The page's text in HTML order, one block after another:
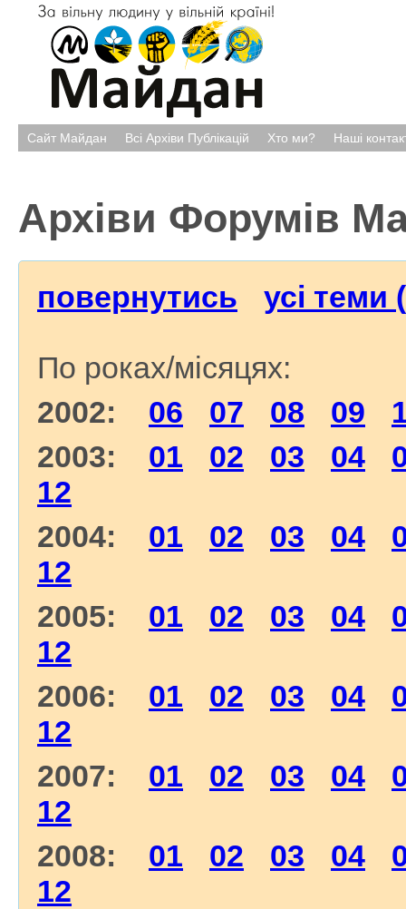
Сайт Майдан Всі Архіви Публікацій Хто ми? Наші
Архіви Форумів
повернутись усі теми
По роках/місяцях:
2002: 06 07 08 09
2003: 01 02 03 04
12
2004: 01 02 03 04
12
2005: 01 02 03 04
12
2006: 01 02 03 04
12
2007: 01 02 03 04
12
2008: 01 02 03 04
12